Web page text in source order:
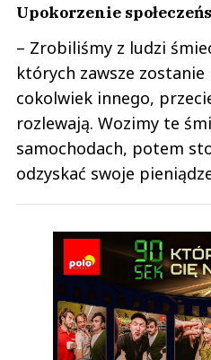
Upokorzenie
– Zrobiliśmy z ludzi
których zawsze zostanie
cokolwiek innego,
rozlewają. Wozimy te
samochodach, potem
odzyskać swoje